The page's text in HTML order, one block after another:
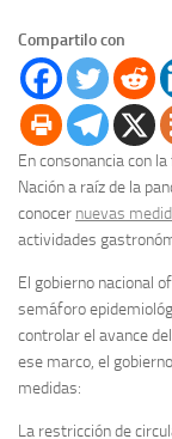
Compartilo con
En consonancia con
Nación a raíz de la
conocer nuevas
actividades
El gobierno nacional
semáforo
controlar el avance
ese marco, el
medidas:
La restricción de